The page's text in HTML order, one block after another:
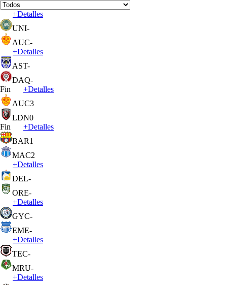
+Detalles
UNI-
AUC-
+Detalles
AST-
DAQ-
Fin
+Detalles
AUC3
LDN0
Fin
+Detalles
BAR1
MAC2
+Detalles
DEL-
ORE-
+Detalles
GYC-
EME-
+Detalles
TEC-
MRU-
+Detalles